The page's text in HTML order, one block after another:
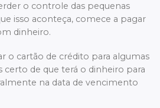
o controle das pequenas
isso aconteça, comece a pagar
dinheiro.
o cartão de crédito para algumas
certo de que terá o dinheiro para
na data de vencimento